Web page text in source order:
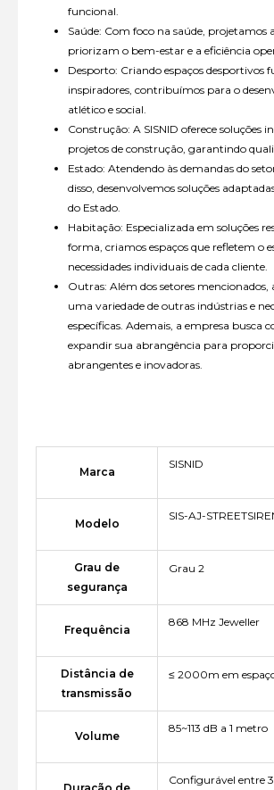
funcional.
Saúde: Com foco na saúde, projetamos
priorizam o bem-estar e a eficiência
Desporto: Criando espaços desportivos
inspiradores, contribuímos para o
atlético e social.
Construção: A SISNID oferece soluções
projetos de construção, garantindo
Estado: Atendendo às demandas do
disso, desenvolvemos soluções
do Estado.
Habitação: Especializada em soluções
forma, criamos espaços que refletem o
necessidades individuais de cada cliente.
Outras: Além dos setores mencionados,
uma variedade de outras indústrias e
específicas. Ademais, a empresa busca
expandir sua abrangência para
abrangentes e inovadoras.
Marca
SISNID
Modelo
SIS-AJ-
Grau de
segurança
Grau 2
Frequência
868 MHz Jeweller
Distância de
transmissão
≤ 2000m em
Volume
85~113 dB a 1 metro
Configurável entre